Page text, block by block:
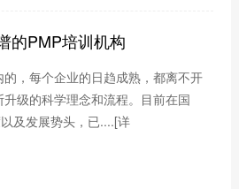
的PMP培训机构
，每个企业的日趋成熟，都离不开
级的科学理念和流程。目前在国
及发展势头，已....[详